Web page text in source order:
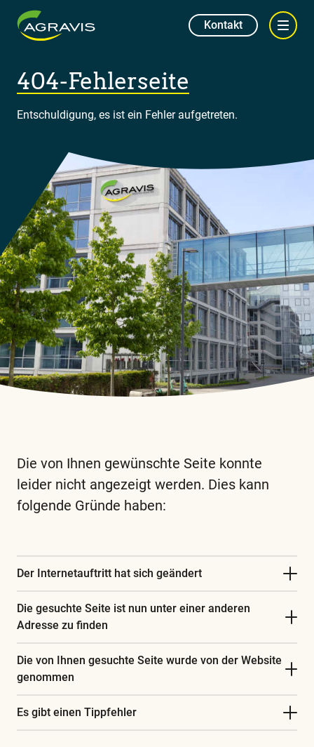
Kontakt
404-Fehlerseite
Entschuldigung, es ist ein Fehler aufgetreten.
Die von Ihnen gewünschte Seite konnte
leider nicht angezeigt werden. Dies kann
folgende Gründe haben:
weiteren
wichtigen
Begriffe
unserem
Der Internetauftritt hat sich geändert
Die gesuchte Seite ist nun unter einer anderen
Adresse zu finden
Die von Ihnen gesuchte Seite wurde von der Website
genommen
Es gibt einen Tippfehler